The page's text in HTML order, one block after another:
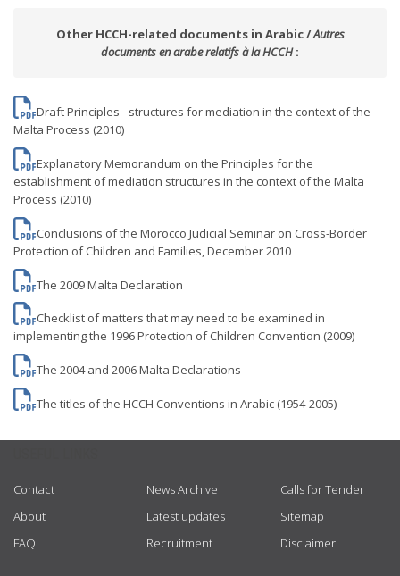
Other HCCH-related documents in Arabic /Autres
documents en arabe relatifs à la HCCH:
Draft Principles - structures for mediation in the context of the
Malta Process (2010)
Explanatory Memorandum on the Principles for the
establishment of mediation structures in the context of the Malta
Process (2010)
Conclusions of the Morocco Judicial Seminar on Cross-Border
Protection of Children and Families, December 2010
The 2009 Malta Declaration
Checklist of matters that may need to be examined in
implementing the 1996 Protection of Children Convention (2009)
The 2004 and 2006 Malta Declarations
The titles of the HCCH Conventions in Arabic (1954-2005)
Contact
About
FAQ
News Archive
Latest updates
Recruitment
Calls for Tender
Sitemap
Disclaimer